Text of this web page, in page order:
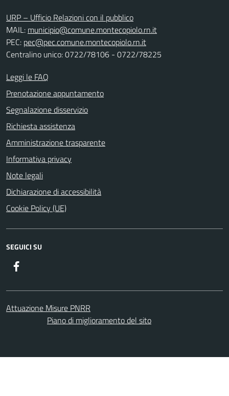
URP – Ufficio Relazioni con il pubblico
MAIL: municipio@comune.montecopiolo.rn.it
PEC: pec@pec.comune.montecopiolo.rn.it
Centralino unico: 0722/78106 - 0722/78225
Leggi le FAQ
Prenotazione appuntamento
Segnalazione disservizio
Richiesta assistenza
Amministrazione trasparente
Informativa privacy
Note legali
Dichiarazione di accessibilità
Cookie Policy (UE)
SEGUICI SU
Attuazione Misure PNRR
Piano di miglioramento del sito